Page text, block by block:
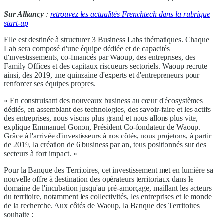
Sur Alliancy : retrouvez les actualités Frenchtech dans la rubrique
start-up
Elle est destinée à structurer 3 Business Labs thématiques. Chaque
Lab sera composé d'une équipe dédiée et de capacités
d'investissements, co-financés par Waoup, des entreprises, des
Family Offices et des capitaux risqueurs sectoriels. Waoup recrute
ainsi, dès 2019, une quinzaine d'experts et d'entrepreneurs pour
renforcer ses équipes propres.
« En construisant des nouveaux business au cœur d'écosystèmes
dédiés, en assemblant des technologies, des savoir-faire et les actifs
des entreprises, nous visons plus grand et nous allons plus vite,
explique Emmanuel Gonon, Président Co-fondateur de Waoup.
Grâce à l'arrivée d'investisseurs à nos côtés, nous projetons, à partir
de 2019, la création de 6 business par an, tous positionnés sur des
secteurs à fort impact. »
Pour la Banque des Territoires, cet investissement met en lumière sa
nouvelle offre à destination des opérateurs territoriaux dans le
domaine de l'incubation jusqu'au pré-amorçage, maillant les acteurs
du territoire, notamment les collectivités, les entreprises et le monde
de la recherche. Aux côtés de Waoup, la Banque des Territoires
souhaite :